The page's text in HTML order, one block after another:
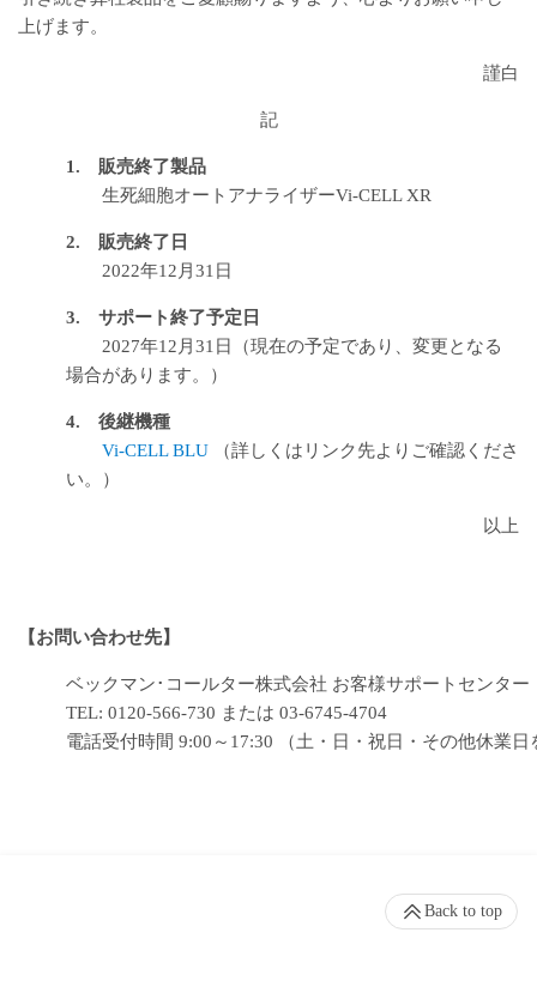
上げます。
謹白
記
1. 販売終了製品
生死細胞オートアナライザーVi-CELL XR
2. 販売終了日
2022年12月31日
3. サポート終了予定日
2027年12月31日（現在の予定であり、変更となる
場合があります。）
4. 後継機種
Vi-CELL BLU （詳しくはリンク先よりご確認くださ
い。）
以上
【お問い合わせ先】
ベックマン･コールター株式会社 お客様サポートセンター
TEL: 0120-566-730 または 03-6745-4704
電話受付時間 9:00～17:30 （土・日・祝日・その他休業日
Back to top